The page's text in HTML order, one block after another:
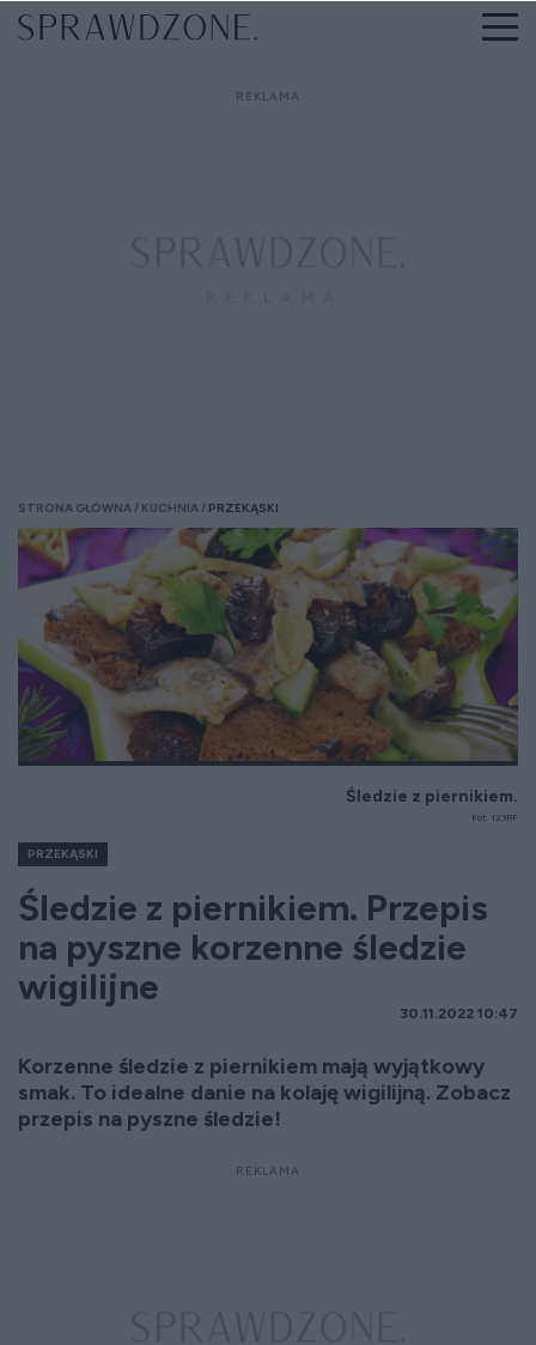
STRONA GŁÓWNA KUCHNIA PRZEKĄSKI
Śledzie z piernikiem.
Fot. 123RF
PRZEKĄSKI
Śledzie z piernikiem. Przepis
na pyszne korzenne śledzie
wigilijne
30.11.2022 10:47
Korzenne śledzie z piernikiem mają wyjątkowy
smak. To idealne danie na kolaję wigilijną. Zobacz
przepis na pyszne śledzie!